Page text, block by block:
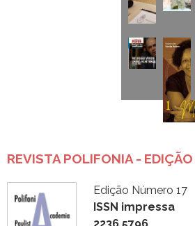
REVISTA POLIFONIA -
Edição Número 17
ISSN impressa